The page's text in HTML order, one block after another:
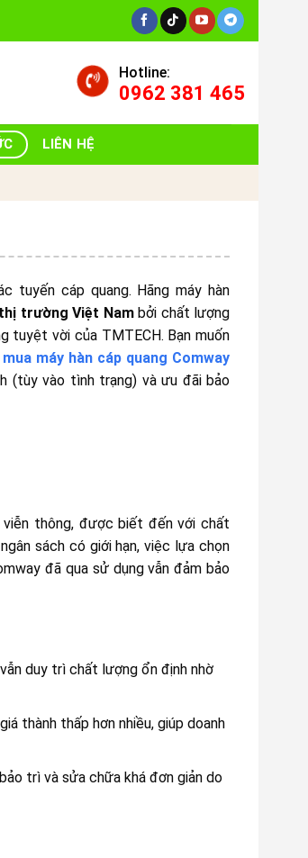
Hotline:
0962 381 465
LIÊN HỆ
tuyến cáp quang. Hãng máy hàn
thị trường Việt Nambởi chất lượng
tuyệt vời của TMTECH. Bạn muốn
mua máy hàn cáp quang Comway
(tùy vào tình trạng) và ưu đãi bảo
viễn thông, được biết đến với chất
sách có giới hạn, việc lựa chọn
đã qua sử dụng vẫn đảm bảo
duy trì chất lượng ổn định nhờ
thành thấp hơn nhiều, giúp doanh
trì và sửa chữa khá đơn giản do